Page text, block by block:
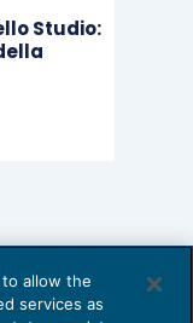
Studio:
allow the
services as